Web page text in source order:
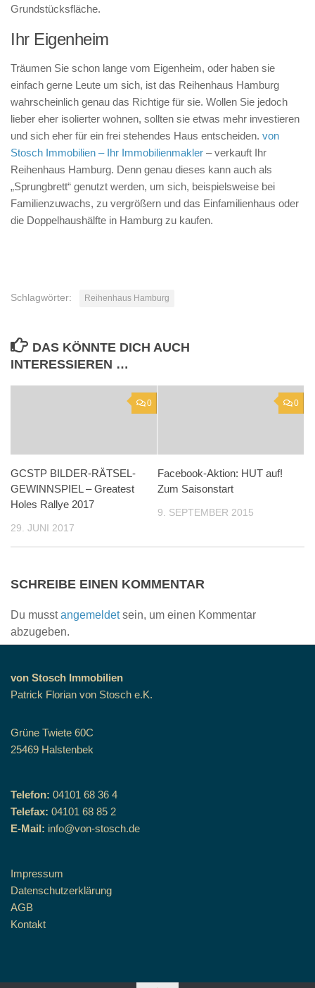
Grundstücksfläche.
Ihr Eigenheim
Träumen Sie schon lange vom Eigenheim, oder haben sie
einfach gerne Leute um sich, ist das Reihenhaus Hamburg
wahrscheinlich genau das Richtige für sie. Wollen Sie jedoch
lieber eher isolierter wohnen, sollten sie etwas mehr investieren
und sich eher für ein frei stehendes Haus entscheiden. von
Stosch Immobilien – Ihr Immobilienmakler – verkauft Ihr
Reihenhaus Hamburg. Denn genau dieses kann auch als
„Sprungbrett“ genutzt werden, um sich, beispielsweise bei
Familienzuwachs, zu vergrößern und das Einfamilienhaus oder
die Doppelhaushälfte in Hamburg zu kaufen.
Schlagwörter: Reihenhaus Hamburg
DAS KÖNNTE DICH AUCH
INTERESSIEREN …
0
GCSTP BILDER-RÄTSEL-
GEWINNSPIEL – Greatest
Holes Rallye 2017
29. JUNI 2017
0
Facebook-Aktion: HUT auf!
Zum Saisonstart
9. SEPTEMBER 2015
SCHREIBE EINEN KOMMENTAR
Du musstangemeldetsein, um einen Kommentar
abzugeben.
von Stosch Immobilien
Patrick Florian von Stosch e.K.
Grüne Twiete 60C
25469 Halstenbek
Telefon: 04101 68 36 4
Telefax: 04101 68 85 2
E-Mail: info@von-stosch.de
Impressum
Datenschutzerklärung
AGB
Kontakt